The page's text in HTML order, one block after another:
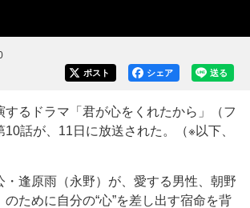
送る
シェア
ポスト
るドラマ「君が心をくれたから」（フ
10話が、11日に放送された。（※以下、
逢原雨（永野）が、愛する男性、朝野
ために自分の“心”を差し出す宿命を背